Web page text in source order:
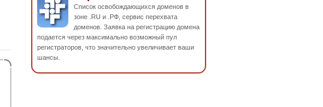
Список освобождающихся доменов в
зоне .RU и .РФ, сервис перехвата
доменов. Заявка на регистрацию домена
подается через максимально возможный пул
регистраторов, что значительно увеличивает ваши
шансы.